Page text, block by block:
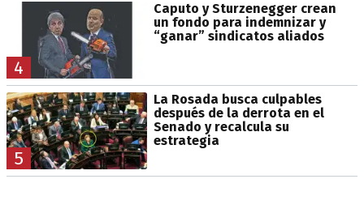
4
Caputo y Sturzenegger crean
un fondo para indemnizar y
“ganar” sindicatos aliados
5
La Rosada busca culpables
después de la derrota en el
Senado y recalcula su
estrategia